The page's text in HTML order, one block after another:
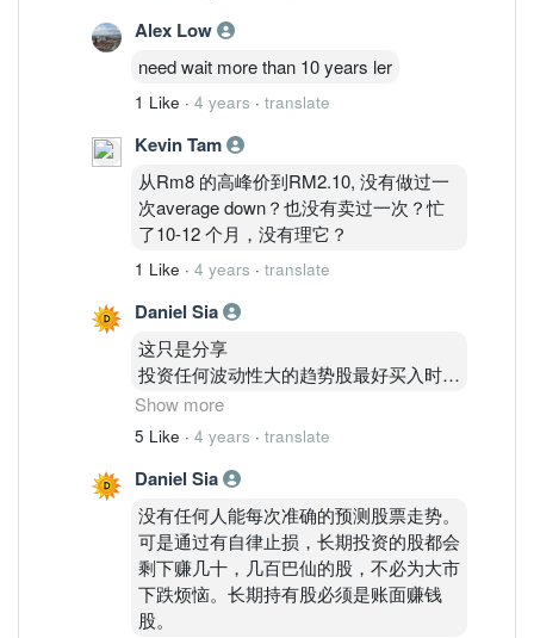
Alex Low
need wait more than 10 years ler
1 Like · 4 years · translate
Kevin Tam
从Rm8 的高峰价到RM2.10, 没有做过一
次average down？也没有卖过一次？忙
了10-12 个月，没有理它？
1 Like · 4 years · translate
Daniel Sia
这只是分享
投资任何波动性大的趋势股最好买入时设
好合理止损点。
有自律的10-15巴仙止损。
只有买到上升趋势股才长期收着,起几十
巴仙也不须急着出票。只要股价没大回调
（10-20巴仙已上）大可放心继续持有。
股票投资最终目标就是只长期持有账面大
赚钱公司的股票。
下跌趋势股（短期内止损）
上升趋势股（长期持有）
Show more
5 Like · 4 years · translate
Daniel Sia
没有任何人能每次准确的预测股票走势。
可是通过有自律止损，长期投资的股都会
剩下赚几十，几百巴仙的股，不必为大市
下跌烦恼。长期持有股必须是账面赚钱
股。